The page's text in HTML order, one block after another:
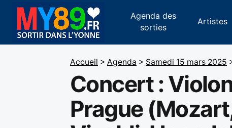
Agenda des
sorties
Artistes
Accueil > Agenda > Samedi 15 mars 2025
Concert :
Prague